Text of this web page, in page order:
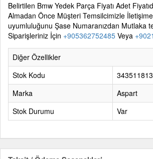
Belirtilen Bmw Yedek Parça Fiyatı Adet
Almadan Önce Müşteri Temsilcimizle İletişime
uyumluluğunu Şase Numaranızdan Mutlaka
Siparişleriniz İçin +905362752485 Veya
Diğer Özellikler
Stok Kodu
Marka
Aspart
Stok Durumu
Var